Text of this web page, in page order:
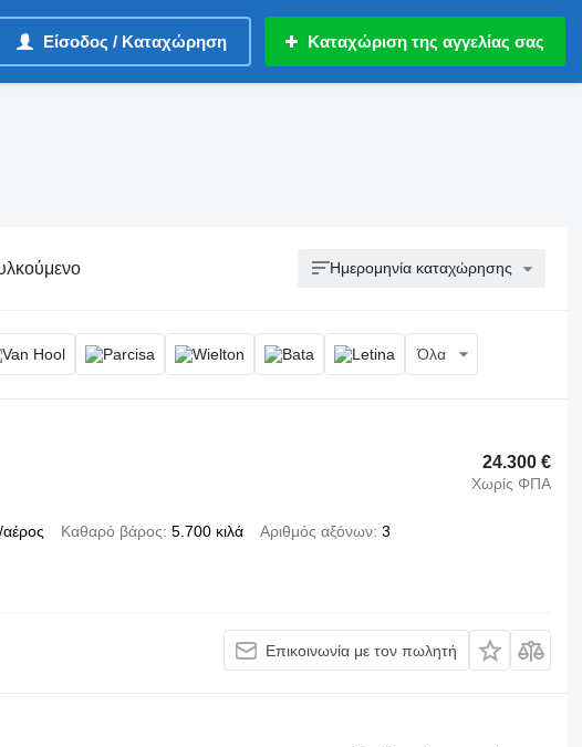
Είσοδος / Καταχώρηση Καταχώριση της αγγελίας σας
Ημερομηνία καταχώρησης
Όλα
24.300 €
Χωρίς ΦΠΑ
Καθαρό βάρος 5.700 κιλά Αριθμός αξόνων 3
Επικοινωνία με τον πωλητή